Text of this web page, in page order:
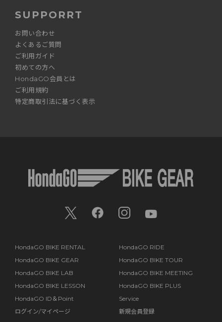
SUPPORRT
お問い合わせ
よくあるご質問
ご利用ガイド
初めての方へ
HondaGO会員とは
ご利用規約
特定商取引法に基づく表示
HondaGO BIKE RENTAL
HondaGO RIDE
HondaGO BIKE GEAR
HondaGO BIKE TOUR
HondaGO BIKE LAB
HondaGO BIKE MEETING
HondaGO BIKE LESSON
HondaGO BIKE PLUS
HondaGO ID＆Point
Service
ログイン/マイページ
新規会員登録